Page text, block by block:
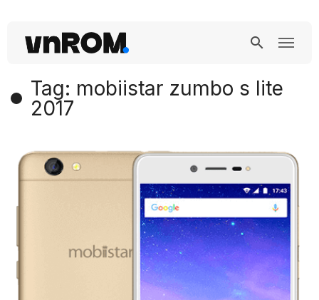
Tag: mobiistar zumbo s lite
2017